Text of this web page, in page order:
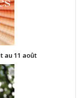
au 11 août